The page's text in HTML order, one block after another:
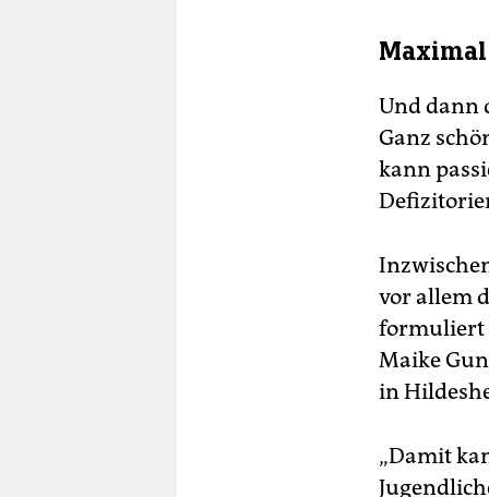
Und dann
Ganz
kann
vor allem
formuliert
Maike
in
„Damit